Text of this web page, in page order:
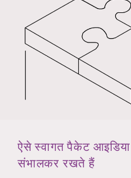
ऐसे स्वागत पैकेट
संभालकर रखते हैं